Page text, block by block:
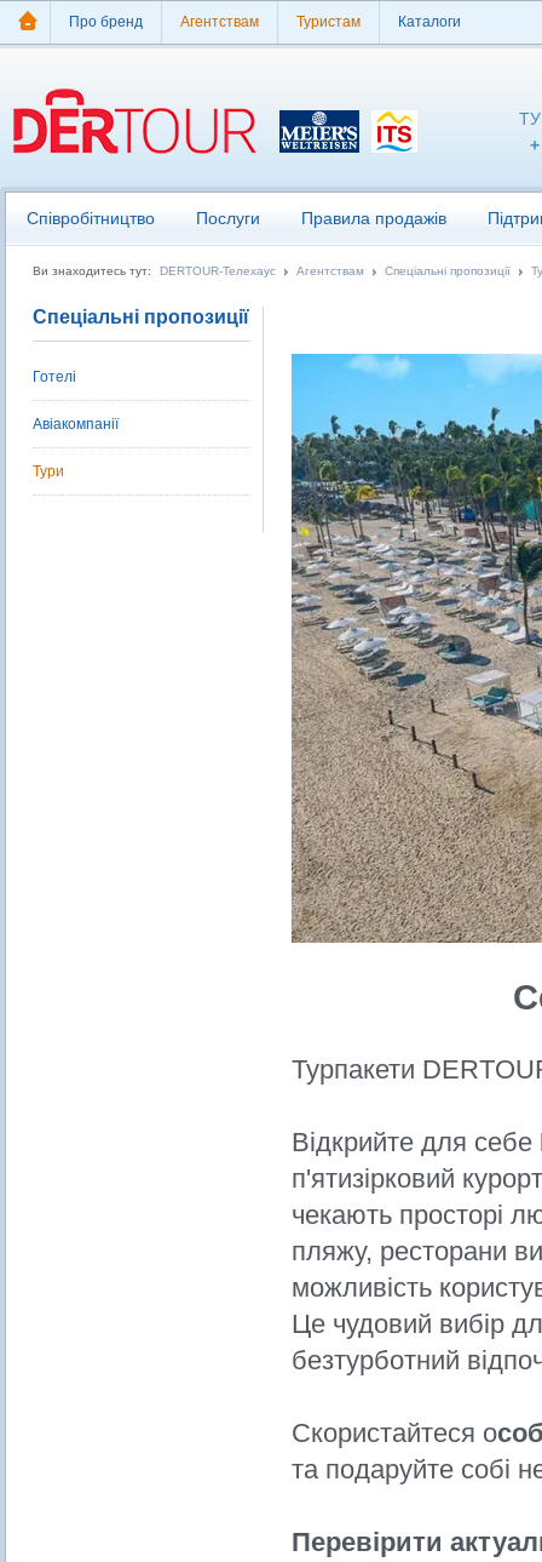
Про бренд Агентствам Туристам Каталоги
Співробітництво Послуги Правила продажів
Ви знаходитесь тут: DERTOUR-Телехаус Агентствам Спеціальні пропозиції
Спеціальні пропозиції
Готелі
Авіакомпанії
Тури
Турпакети
Відкрийте для себе
п'ятизірковий
чекають просторі
пляжу, ресторани
можливість
Це чудовий вибір
безтурботний
Скористайтеся о
та подаруйте собі
Перевірити